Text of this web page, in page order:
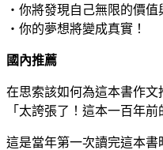
‧你將發現自己無限的價值
‧你的夢想將變成真實！
國內推薦
在思索該如何為這本書作
「太誇張了！這本一百年
這是當年第一次讀完這本書